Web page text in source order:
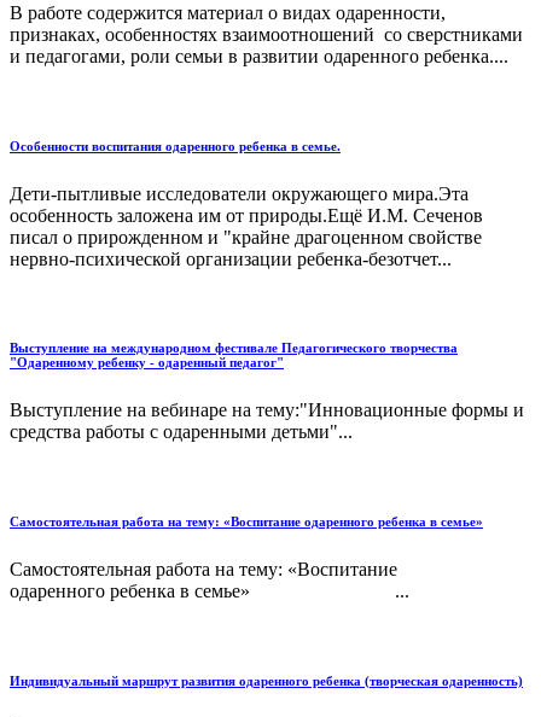
В работе содержится материал о видах одаренности,
признаках, особенностях взаимоотношений со сверстниками
и педагогами, роли семьи в развитии одаренного ребенка....
Особенности воспитания одаренного ребенка в семье.
Дети-пытливые исследователи окружающего мира.Эта
особенность заложена им от природы.Ещё И.М. Сеченов
писал о прирожденном и "крайне драгоценном свойстве
нервно-психической организации ребенка-безотчет...
Выступление на международном фестивале Педагогического творчества
"Одаренному ребенку - одаренный педагог"
Выступление на вебинаре на тему:"Инновационные формы и
средства работы с одаренными детьми"...
Самостоятельная работа на тему: «Воспитание одаренного ребенка в семье»
Самостоятельная работа на тему: «Воспитание
одаренного ребенка в семье» ...
Индивидуальный маршрут развития одаренного ребенка (творческая одаренность)